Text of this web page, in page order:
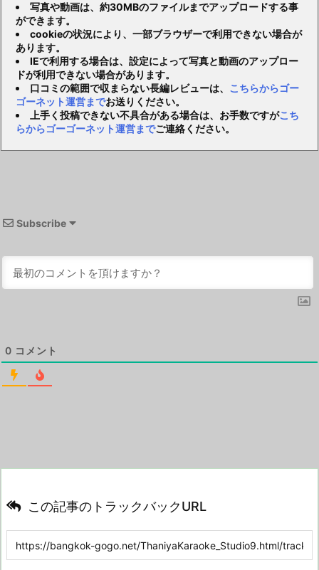
写真や動画は、約30MBのファイルまでアップロードする事
ができます。
cookieの状況により、一部ブラウザーで利用できない場合が
あります。
IEで利用する場合は、設定によって写真と動画のアップロー
ドが利用できない場合があります。
口コミの範囲で収まらない長編レビューは、 こちらからゴー
ゴーネット運営までお送りください。
上手く投稿できない不具合がある場合は、お手数ですがこち
らからゴーゴーネット運営までご連絡ください。
Subscribe
0 コメント
この記事のトラックバックURL